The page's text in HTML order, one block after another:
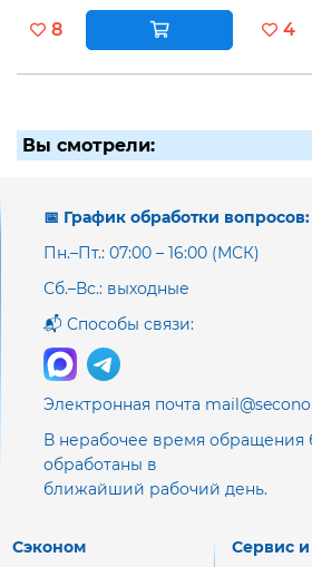
8 4
Вы смотрели:
📅 График обработки вопросов:
Пн.–Пт.: 07:00 – 16:00 (МСК)
Сб.–Вс.: выходные
📬 Способы связи:
Электронная почта
В нерабочее время обращения
обработаны в
ближайший рабочий день.
Сэконом
Сервис